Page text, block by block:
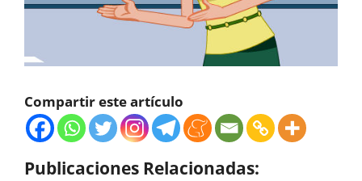
Compartir este artículo
Publicaciones Relacionadas: